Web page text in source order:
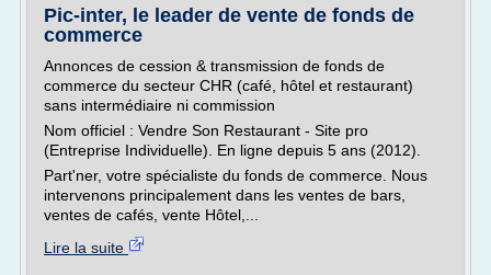
Pic-inter, le leader de vente de fonds de
commerce
Annonces de cession & transmission de fonds de
commerce du secteur CHR (café, hôtel et restaurant)
sans intermédiaire ni commission
Nom officiel : Vendre Son Restaurant - Site pro
(Entreprise Individuelle). En ligne depuis 5 ans (2012).
Part'ner, votre spécialiste du fonds de commerce. Nous
intervenons principalement dans les ventes de bars,
ventes de cafés, vente Hôtel,...
Lire la suite